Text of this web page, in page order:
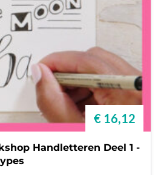
€ 16,12
Handletteren Deel 1 -